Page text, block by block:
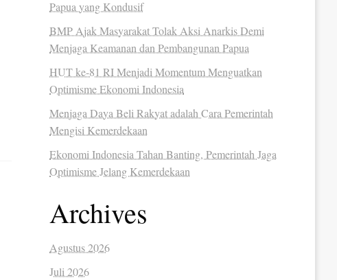
Papua yang Kondusif
BMP Ajak Masyarakat Tolak Aksi Anarkis Demi
Menjaga Keamanan dan Pembangunan Papua
HUT ke-81 RI Menjadi Momentum Menguatkan
Optimisme Ekonomi Indonesia
Menjaga Daya Beli Rakyat adalah Cara Pemerintah
Mengisi Kemerdekaan
Ekonomi Indonesia Tahan Banting, Pemerintah Jaga
Optimisme Jelang Kemerdekaan
Archives
Agustus 2026
Juli 2026